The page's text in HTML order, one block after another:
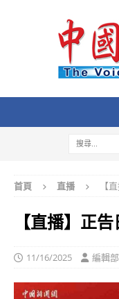
首頁 直播 【
【直播】正
11/16/2025 編輯